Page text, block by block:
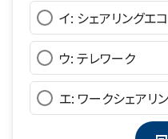
イ: シェアリングエ
ウ: テレワーク
エ: ワークシェアリ